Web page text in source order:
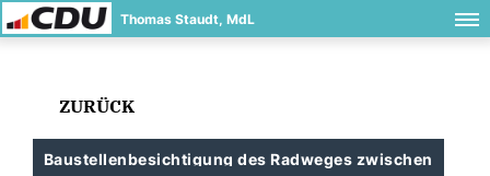
Thomas Staudt, MdL
ZURÜCK
Baustellenbesichtigung des Radweges zwischen